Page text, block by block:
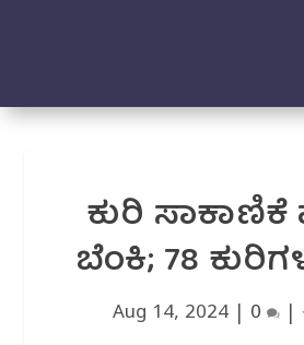
ಕುರಿ ಸಾಕಾಣಿಕೆ
ಬೆಂಕಿ; 78
Aug 14, 2024| 0 |